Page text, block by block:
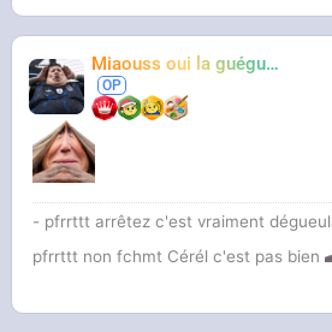
Miaouss oui la guéguérre
- pfrrttt arrêtez c'est vraiment
pfrrttt non fchmt Cérél c'est pas bien